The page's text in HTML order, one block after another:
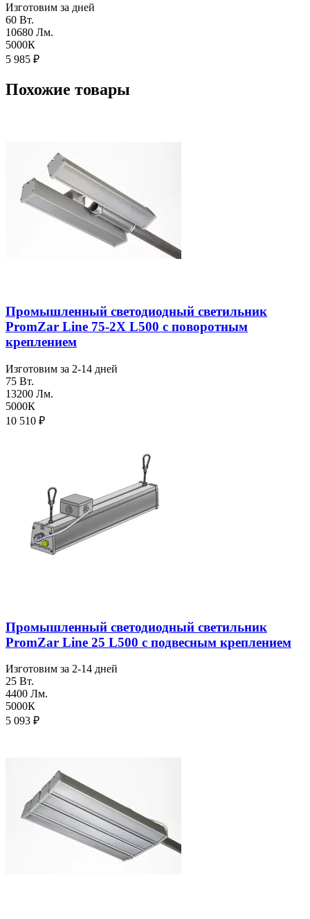
Изготовим за дней
60 Вт.
10680 Лм.
5000К
5 985 ₽
Похожие товары
Промышленный светодиодный светильник
PromZar Line 75-2Х L500 с поворотным
креплением
Изготовим за 2-14 дней
75 Вт.
13200 Лм.
5000К
10 510 ₽
Промышленный светодиодный светильник
PromZar Line 25 L500 с подвесным креплением
Изготовим за 2-14 дней
25 Вт.
4400 Лм.
5000К
5 093 ₽